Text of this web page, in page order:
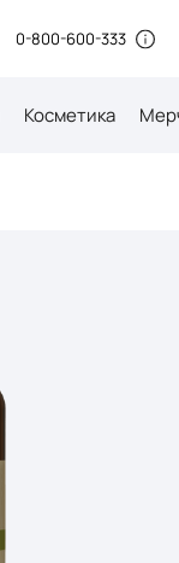
0-800-600-333
Косметика